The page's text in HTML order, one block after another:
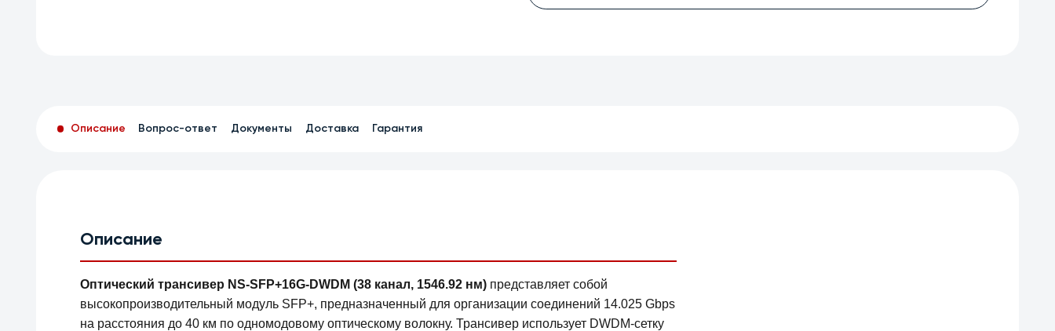
Описание Вопрос-ответ Документы Доставка Гарантия
Описание
Оптический трансивер NS-SFP+16G-DWDM (38 канал, 1546.92 нм) представляет собой
высокопроизводительный модуль SFP+, предназначенный для организации соединений 14.025 Gbps
на расстояния до 40 км по одномодовому оптическому волокну. Трансивер использует DWDM-сетку